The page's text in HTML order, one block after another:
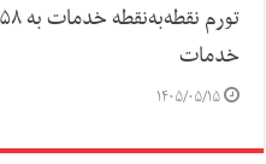
خدمات
۱۴۰۵/۰۵/۱۵